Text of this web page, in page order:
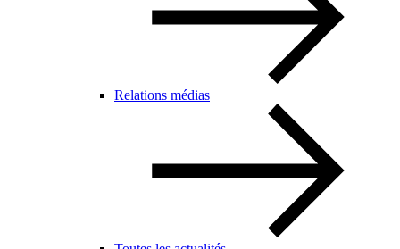
Relations médias